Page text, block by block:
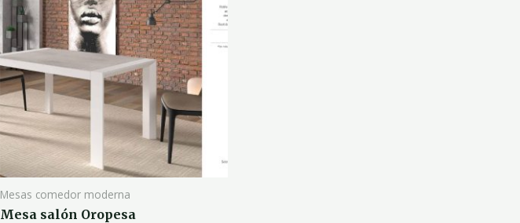
Mesas comedor moderna
Mesa salón Oropesa